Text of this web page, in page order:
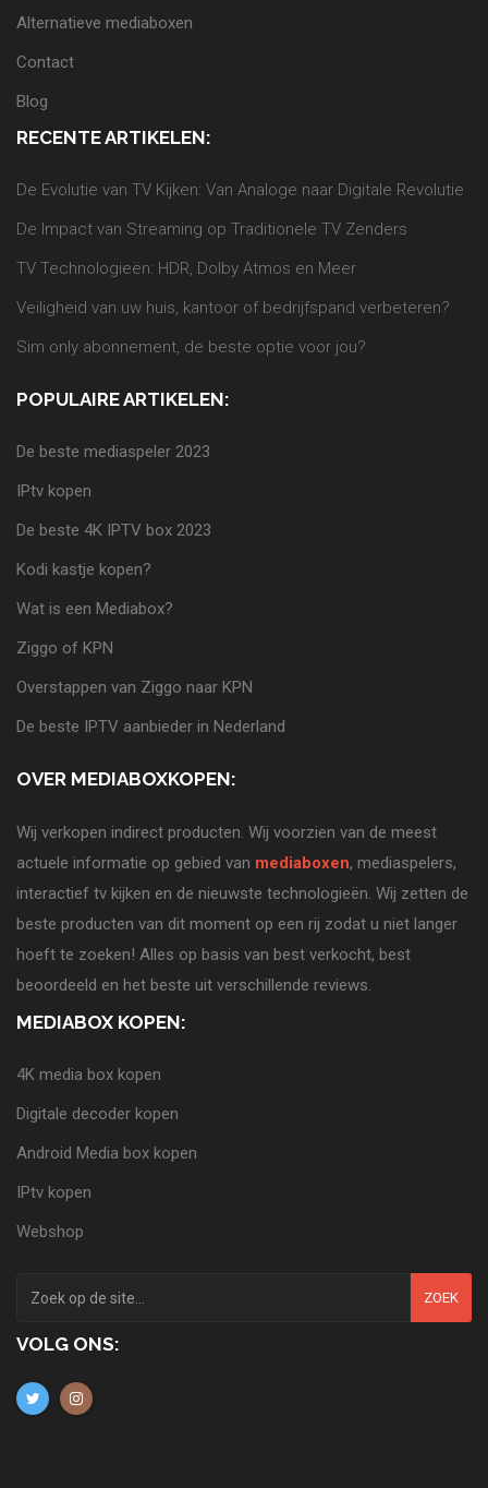
Alternatieve mediaboxen
Contact
Blog
RECENTE ARTIKELEN:
De Evolutie van TV Kijken: Van Analoge naar Digitale Revolutie
De Impact van Streaming op Traditionele TV Zenders
TV Technologieën: HDR, Dolby Atmos en Meer
Veiligheid van uw huis, kantoor of bedrijfspand verbeteren?
Sim only abonnement, de beste optie voor jou?
POPULAIRE ARTIKELEN:
De beste mediaspeler 2023
IPtv kopen
De beste 4K IPTV box 2023
Kodi kastje kopen?
Wat is een Mediabox?
Ziggo of KPN
Overstappen van Ziggo naar KPN
De beste IPTV aanbieder in Nederland
OVER MEDIABOXKOPEN:
Wij verkopen indirect producten. Wij voorzien van de meest
actuele informatie op gebied van mediaboxen, mediaspelers,
interactief tv kijken en de nieuwste technologieën. Wij zetten de
beste producten van dit moment op een rij zodat u niet langer
hoeft te zoeken! Alles op basis van best verkocht, best
beoordeeld en het beste uit verschillende reviews.
MEDIABOX KOPEN:
4K media box kopen
Digitale decoder kopen
Android Media box kopen
IPtv kopen
Webshop
ZOEK
VOLG ONS: